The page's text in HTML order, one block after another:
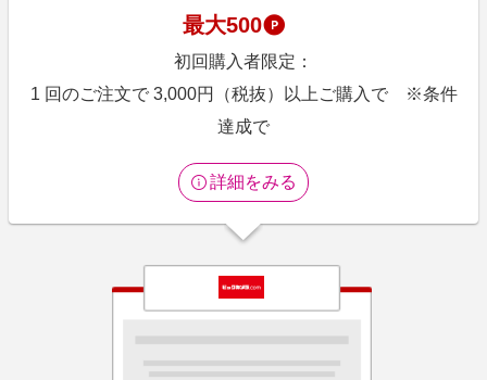
Apple公式サイト×楽天カード分割払い
Samsung ボーナスキャンペーン
最大500
初回購入者限定：
1 回のご注文で 3,000円（税抜）以上ご購入で ※条件
達成で
詳細をみる